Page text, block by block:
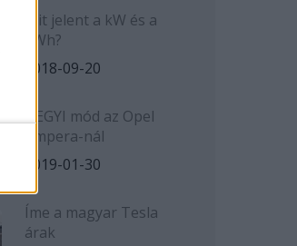
Mit jelent a kW és a
kWh?
2018-09-20
HEGYI mód az Opel
Ampera-nál
2019-01-30
Íme a magyar Tesla
árak